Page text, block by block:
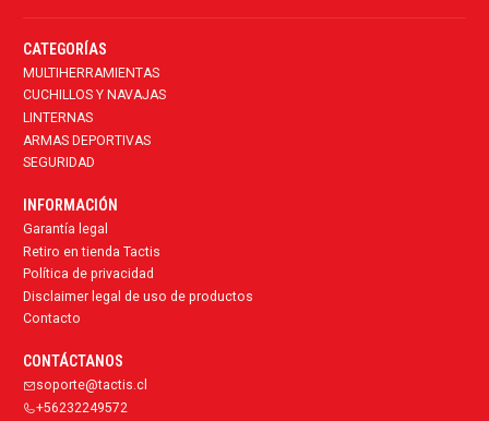
CATEGORÍAS
MULTIHERRAMIENTAS
CUCHILLOS Y NAVAJAS
LINTERNAS
ARMAS DEPORTIVAS
SEGURIDAD
INFORMACIÓN
Garantía legal
Retiro en tienda Tactis
Política de privacidad
Disclaimer legal de uso de productos
Contacto
CONTÁCTANOS
soporte@tactis.cl
+56232249572